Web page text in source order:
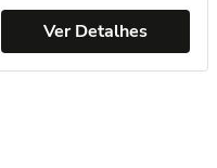
Ver Detalhes